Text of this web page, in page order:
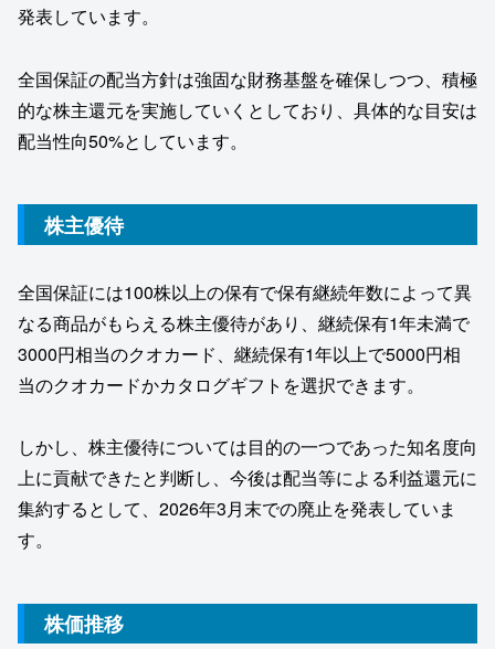
発表しています。
全国保証の配当方針は強固な財務基盤を確保しつつ、積極
的な株主還元を実施していくとしており、具体的な目安は
配当性向50%としています。
株主優待
全国保証には100株以上の保有で保有継続年数によって異
なる商品がもらえる株主優待があり、継続保有1年未満で
3000円相当のクオカード、継続保有1年以上で5000円相
当のクオカードかカタログギフトを選択できます。
しかし、株主優待については目的の一つであった知名度向
上に貢献できたと判断し、今後は配当等による利益還元に
集約するとして、2026年3月末での廃止を発表していま
す。
株価推移